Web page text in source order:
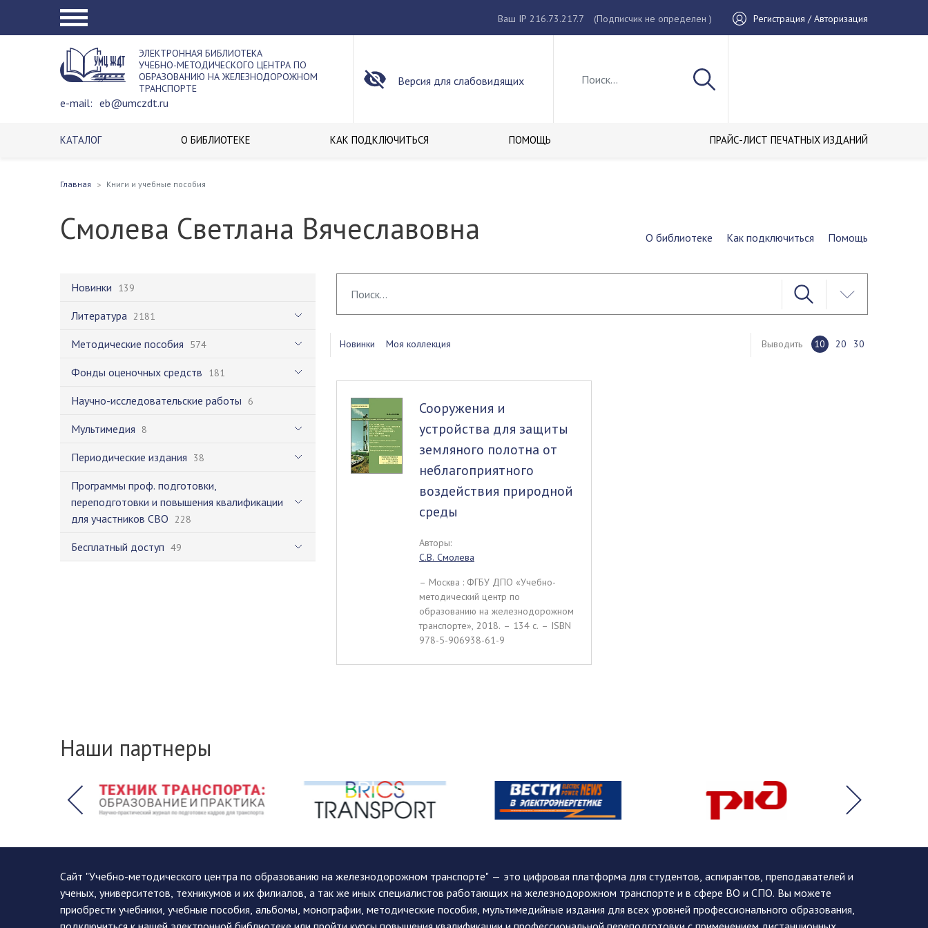
Ваш IP 216.73.217.7 (Подписчик не определен ) Регистрация / Авторизация
ЭЛЕКТРОННАЯ БИБЛИОТЕКА
УЧЕБНО-МЕТОДИЧЕСКОГО ЦЕНТРА ПО
ОБРАЗОВАНИЮ НА ЖЕЛЕЗНОДОРОЖНОМ
ТРАНСПОРТЕ
e-mail: eb@umczdt.ru
Версия для слабовидящих
КАТАЛОГ О БИБЛИОТЕКЕ КАК ПОДКЛЮЧИТЬСЯ ПОМОЩЬ ПРАЙС-ЛИСТ ПЕЧАТНЫХ ИЗДАНИЙ
Главная Книги и учебные пособия
Смолева Светлана Вячеславовна О библиотеке Как подключиться Помощь
Новинки 139
Литература 2181
Методические пособия 574
Фонды оценочных средств 181
Научно-исследовательские работы 6
Мультимедия 8
Периодические издания 38
Программы проф. подготовки,
переподготовки и повышения квалификации
для участников СВО 228
Бесплатный доступ 49
Новинки Моя коллекция Выводить 10 20 30
Сооружения и
устройства для защиты
земляного полотна от
неблагоприятного
воздействия природной
среды
Авторы:
С.В. Смолева
– Москва : ФГБУ ДПО «Учебно-
методический центр по
образованию на железнодорожном
транспорте», 2018. – 134 c. – ISBN
978-5-906938-61-9
Наши партнеры
Сайт "Учебно-методического центра по образованию на железнодорожном транспорте" — это цифровая платформа для студентов, аспирантов, преподавателей и
ученых, университетов, техникумов и их филиалов, а так же иных специалистов работающих на железнодорожном транспорте и в сфере ВО и СПО. Вы можете
приобрести учебники, учебные пособия, альбомы, монографии, методические пособия, мультимедийные издания для всех уровней профессионального образования,